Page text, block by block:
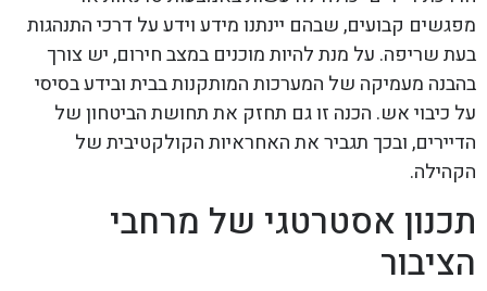
מפגשים קבועים, שבהם יינתנו מידע וידע על דרכי התנהגות
בעת שריפה. על מנת להיות מוכנים במצב חירום, יש צורך
בהבנה מעמיקה של המערכות המותקנות בבית ובידע בסיסי
על כיבוי אש. הכנה זו גם תחזק את תחושת הביטחון של
הדיירים, ובכך תגביר את האחראיות הקולקטיבית של
הקהילה.
תכנון אסטרטגי של מרחבי
הציבור